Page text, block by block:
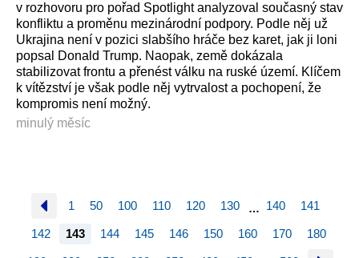
v rozhovoru pro pořad Spotlight analyzoval současný stav
konfliktu a proměnu mezinárodní podpory. Podle něj už
Ukrajina není v pozici slabšího hráče bez karet, jak ji loni
popsal Donald Trump. Naopak, země dokázala
stabilizovat frontu a přenést válku na ruské území. Klíčem
k vítězství je však podle něj vytrvalost a pochopení, že
kompromis není možný.
minulý měsíc
1 50 100 110 120 130 … 140 141
142 143 144 145 146 150 160 170 180